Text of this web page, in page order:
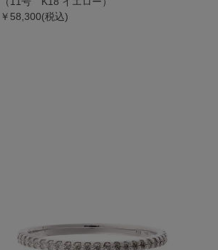
￥58,300(税込)